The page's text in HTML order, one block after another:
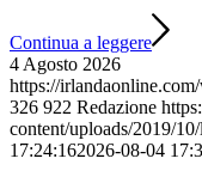
Continua a leggere
4 Agosto 2026
https://
326 922 Redazione
content/uploads/2019/
17:24:162026-08-04